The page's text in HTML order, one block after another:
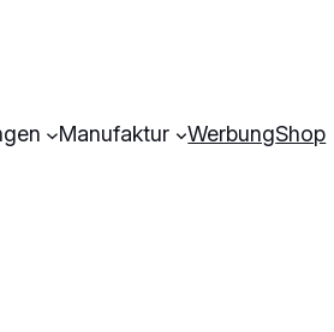
Manufaktur WerbungShop